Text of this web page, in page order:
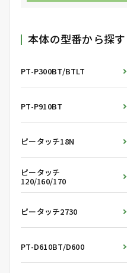
本体の型番から探す
PT-P300BT/BTLT
PT-P910BT
ピータッチ18N
ピータッチ
120/160/170
ピータッチ2730
PT-D610BT/D600